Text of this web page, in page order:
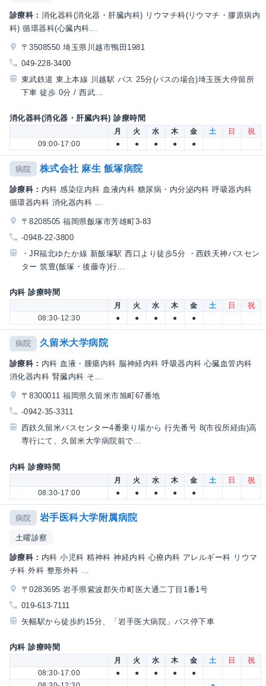
診療科： 消化器科(消化器・肝臓内科) リウマチ科(リウマチ・膠原病内
科) 循環器科(心臓内科...
〒3508550 埼玉県川越市鴨田1981
049-228-3400
東武鉄道 東上本線 川越駅 バス 25分(バスの場合)埼玉医大停留所
下車 徒歩 0分 / 西武...
消化器科(消化器・肝臓内科) 診療時間
月 火 水 木 金 土 日
祝
09:00-17:00
● ● ● ● ●
病院 株式会社 麻生 飯塚病院
診療科： 内科 感染症内科 血液内科 糖尿病・内分泌内科 呼吸器内科
循環器内科 消化器内科 ...
〒8208505 福岡県飯塚市芳雄町3-83
-0948-22-3800
・JR福北ゆたか線 新飯塚駅 西口より徒歩5分 ・西鉄天神バスセン
ター 筑豊(飯塚・後藤寺)行...
内科 診療時間
月 火 水 木 金 土 日
祝
08:30-12:30
● ● ● ● ●
病院 久留米大学病院
診療科： 内科 血液・腫瘍内科 脳神経内科 呼吸器内科 心臓血管内科
消化器内科 腎臓内科 そ...
〒8300011 福岡県久留米市旭町67番地
-0942-35-3311
西鉄久留米バスセンター4番乗り場から 行先番号 8(市役所経由)高
専行にて、久留米大学病院前で...
内科 診療時間
月 火 水 木 金 土 日
祝
08:30-17:00
● ● ● ● ●
病院 岩手医科大学附属病院
土曜診察
診療科： 内科 小児科 精神科 神経内科 心療内科 アレルギー科 リウマ
チ科 外科 整形外科 ...
〒0283695 岩手県紫波郡矢巾町医大通二丁目1番1号
019-613-7111
矢幅駅から徒歩約15分、「岩手医大病院」バス停下車
内科 診療時間
月 火 水 木 金 土 日
祝
08:30-17:00
● ● ● ●
●